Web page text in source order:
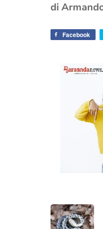
di
Facebook